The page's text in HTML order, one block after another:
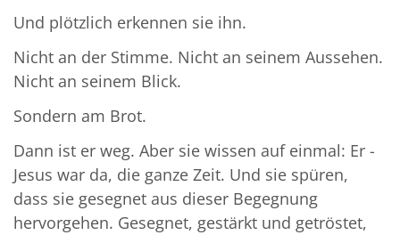
Und plötzlich erkennen sie ihn.
Nicht an der Stimme. Nicht an seinem Aussehen.
Nicht an seinem Blick.
Sondern am Brot.
Dann ist er weg. Aber sie wissen auf einmal: Er -
Jesus war da, die ganze Zeit. Und sie spüren,
dass sie gesegnet aus dieser Begegnung
hervorgehen. Gesegnet, gestärkt und getröstet,